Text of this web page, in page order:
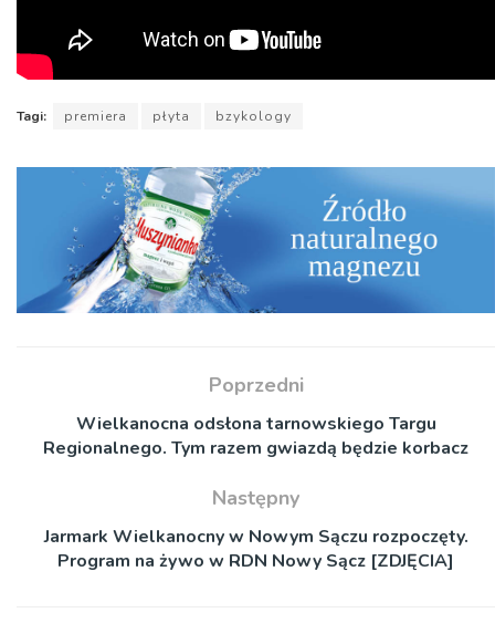
Tagi: premiera płyta bzykology
Poprzedni
Wielkanocna odsłona tarnowskiego Targu
Regionalnego. Tym razem gwiazdą będzie korbacz
Następny
Jarmark Wielkanocny w Nowym Sączu rozpoczęty.
Program na żywo w RDN Nowy Sącz [ZDJĘCIA]